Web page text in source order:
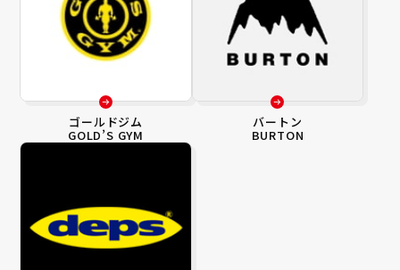
ゴールドジム
GOLD’S GYM
バートン
BURTON